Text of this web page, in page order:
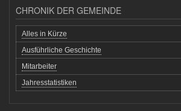
CHRONIK DER GEMEINDE
Alles in Kürze
Ausführliche Geschichte
Mitarbeiter
Jahresstatistiken